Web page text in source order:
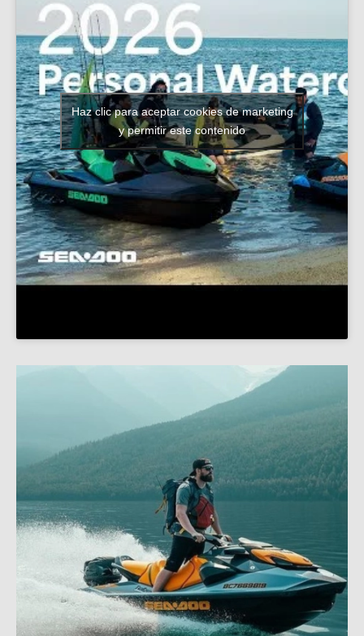
Haz clic para aceptar cookies de marketing
y permitir este contenido